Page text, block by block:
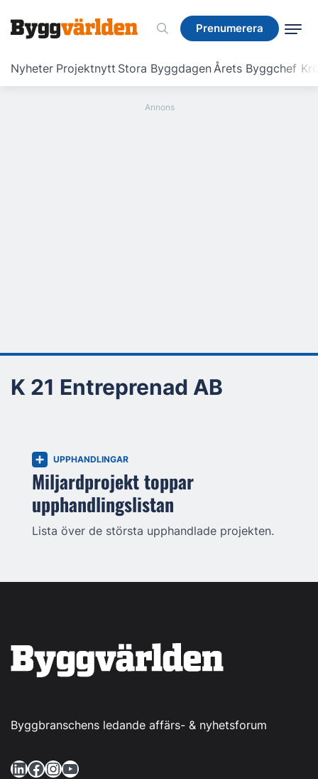
Prenumerera
Nyheter Projektnytt Stora ByggdagenÅrets Byggchef
Prenumerera
K 21 Entreprenad AB
UPPHANDLINGAR
Miljardprojekt toppar
upphandlingslistan
Lista över de största upphandlade projekten.
Byggbranschens ledande affärs- & nyhetsforum
LinkedIn Facebook InstagramYouTube